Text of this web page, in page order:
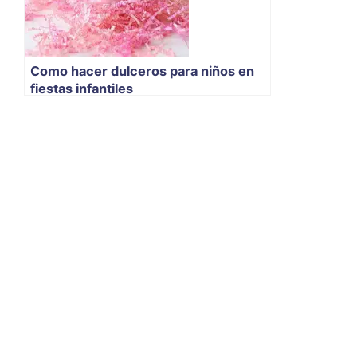
Como hacer dulceros para niños en
fiestas infantiles